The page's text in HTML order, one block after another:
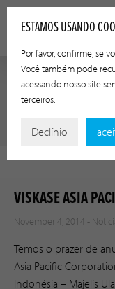
NOTÍCIAS
VISKASE ASIA
November 4, 2014 -
Temos o prazer de
Asia Pacific
Indonésia – Majelis
ESTAMOS USANDO
Por favor, confirme, se
Você também pode
acessando nosso site
terceiros.
Declínio